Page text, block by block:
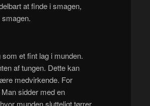
at finde i smagen,
smagen.
et fint lag i munden.
af tungen. Dette kan
medvirkende. For
sidder med en
munden slutteligt tørrer